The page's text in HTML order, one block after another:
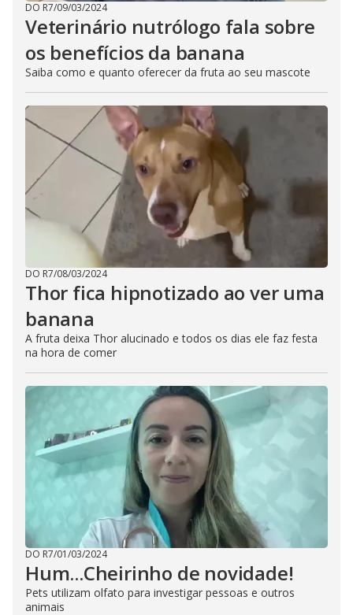
DO R7/09/03/2024
Veterinário nutrólogo fala sobre
os benefícios da banana
Saiba como e quanto oferecer da fruta ao seu mascote
DO R7/08/03/2024
Thor fica hipnotizado ao ver uma
banana
A fruta deixa Thor alucinado e todos os dias ele faz festa
na hora de comer
DO R7/01/03/2024
Hum...Cheirinho de novidade!
Pets utilizam olfato para investigar pessoas e outros
animais